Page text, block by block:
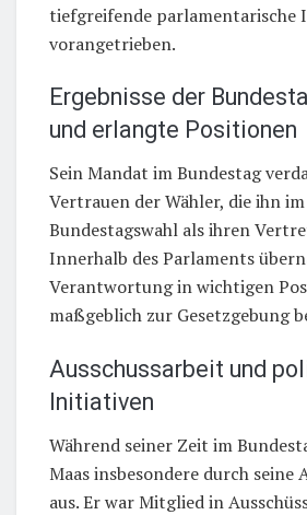
tiefgreifende parlamentarische
vorangetrieben.
Ergebnisse der
und erlangte Positionen
Sein Mandat im Bundestag
Vertrauen der Wähler, die ihn
Bundestagswahl als ihren
Innerhalb des Parlaments
Verantwortung in wichtigen
maßgeblich zur Gesetzgebung
Ausschussarbeit und
Initiativen
Während seiner Zeit im
Maas insbesondere durch seine
aus. Er war Mitglied in